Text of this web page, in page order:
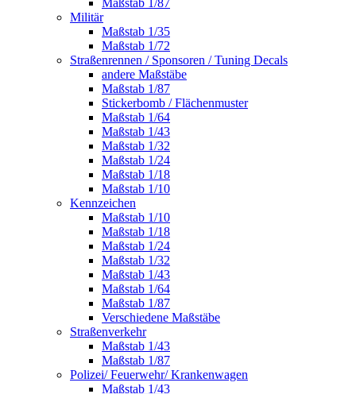
Maßstab 1/87
Militär
Maßstab 1/35
Maßstab 1/72
Straßenrennen / Sponsoren / Tuning Decals
andere Maßstäbe
Maßstab 1/87
Stickerbomb / Flächenmuster
Maßstab 1/64
Maßstab 1/43
Maßstab 1/32
Maßstab 1/24
Maßstab 1/18
Maßstab 1/10
Kennzeichen
Maßstab 1/10
Maßstab 1/18
Maßstab 1/24
Maßstab 1/32
Maßstab 1/43
Maßstab 1/64
Maßstab 1/87
Verschiedene Maßstäbe
Straßenverkehr
Maßstab 1/43
Maßstab 1/87
Polizei/ Feuerwehr/ Krankenwagen
Maßstab 1/43